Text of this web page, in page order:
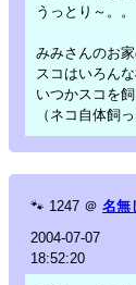
うっとり～。。
みみさんのお
スコはいろん
いつかスコを飼
（ネコ自体飼
🐾 1247 ＠ 名無
2004-07-07
18:52:20